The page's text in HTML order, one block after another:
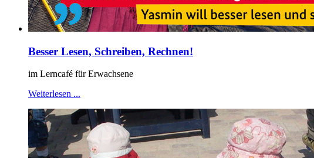
Besser Lesen, Schreiben, Rechnen!
im Lerncafé für Erwachsene
Weiterlesen ...